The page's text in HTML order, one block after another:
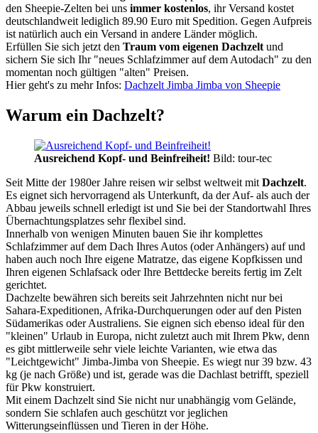
den Sheepie-Zelten bei uns immer kostenlos, ihr Versand kostet
deutschlandweit lediglich 89.90 Euro mit Spedition. Gegen Aufpreis
ist natürlich auch ein Versand in andere Länder möglich.
Erfüllen Sie sich jetzt den Traum vom eigenen Dachzelt und
sichern Sie sich Ihr "neues Schlafzimmer auf dem Autodach" zu den
momentan noch gültigen "alten" Preisen.
Hier geht's zu mehr Infos: Dachzelt Jimba Jimba von Sheepie
Warum ein Dachzelt?
Ausreichend Kopf- und Beinfreiheit! Bild: tour-tec
Seit Mitte der 1980er Jahre reisen wir selbst weltweit mit Dachzelt.
Es eignet sich hervorragend als Unterkunft, da der Auf- als auch der
Abbau jeweils schnell erledigt ist und Sie bei der Standortwahl Ihres
Übernachtungsplatzes sehr flexibel sind.
Innerhalb von wenigen Minuten bauen Sie ihr komplettes
Schlafzimmer auf dem Dach Ihres Autos (oder Anhängers) auf und
haben auch noch Ihre eigene Matratze, das eigene Kopfkissen und
Ihren eigenen Schlafsack oder Ihre Bettdecke bereits fertig im Zelt
gerichtet.
Dachzelte bewähren sich bereits seit Jahrzehnten nicht nur bei
Sahara-Expeditionen, Afrika-Durchquerungen oder auf den Pisten
Südamerikas oder Australiens. Sie eignen sich ebenso ideal für den
"kleinen" Urlaub in Europa, nicht zuletzt auch mit Ihrem Pkw, denn
es gibt mittlerweile sehr viele leichte Varianten, wie etwa das
"Leichtgewicht" Jimba-Jimba von Sheepie. Es wiegt nur 39 bzw. 43
kg (je nach Größe) und ist, gerade was die Dachlast betrifft, speziell
für Pkw konstruiert.
Mit einem Dachzelt sind Sie nicht nur unabhängig vom Gelände,
sondern Sie schlafen auch geschützt vor jeglichen
Witterungseinflüssen und Tieren in der Höhe.